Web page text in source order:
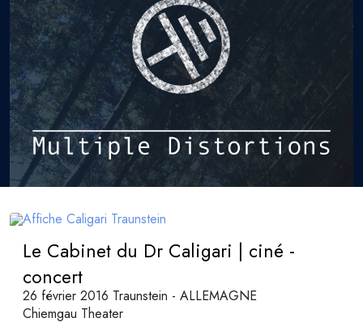
Le Cabinet du Dr Caligari | ciné -
concert
26 février 2016 Traunstein - ALLEMAGNE
Chiemgau Theater